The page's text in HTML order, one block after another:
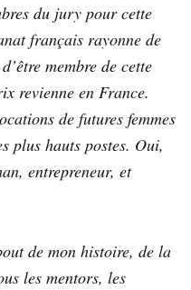
du jury pour cette
français rayonne de
membre de cette
revienne en France.
de futures femmes
plus hauts postes. Oui,
entrepreneur, et
de mon histoire, de la
les mentors, les